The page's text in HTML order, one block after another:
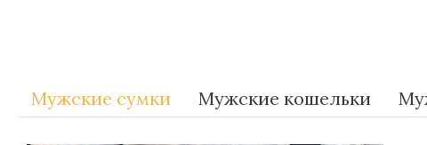
Мужские сумки Мужские кошельки